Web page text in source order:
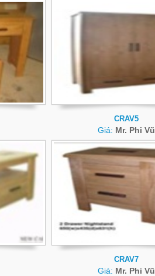
CRAV5
Giá: Mr. Phi Vũ
CRAV7
Giá: Mr. Phi Vũ